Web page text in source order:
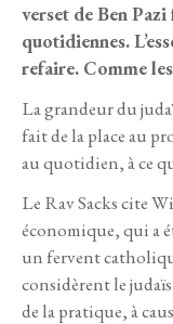
verset de Ben
quotidiennes.
refaire. Comme
La grandeur du
fait de la place au
au quotidien, à ce
Le Rav Sacks cite
économique, qui a
un fervent
considèrent le
de la pratique, à